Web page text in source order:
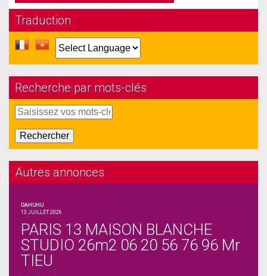
Traduction
Recherche par mots-clés
Autres annonces
DAHUHU
13 JUILLET 2026
PARIS 13 MAISON BLANCHE
STUDIO 26m2 06 20 56 76 96 Mr
TIEU